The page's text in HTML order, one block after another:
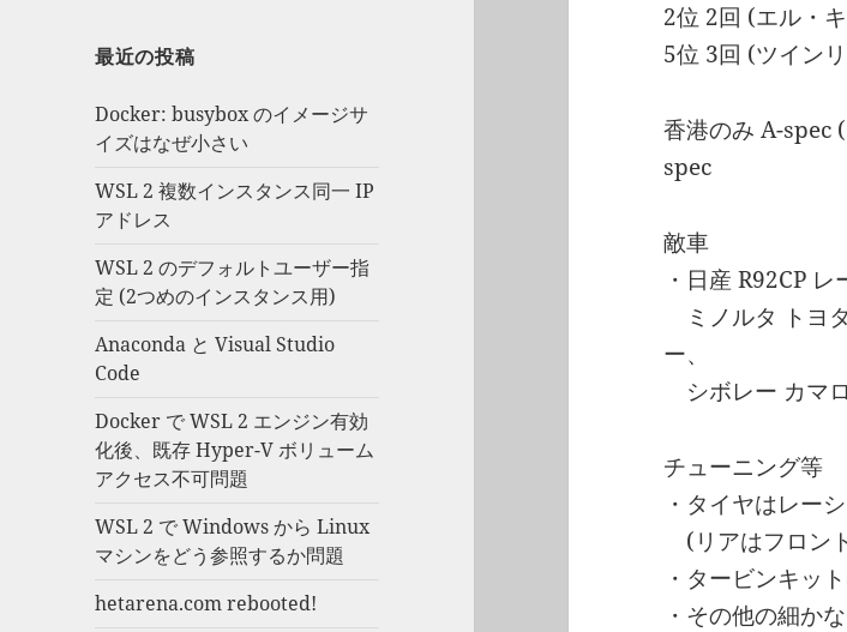
最近の投稿
Docker: busybox のイメージサ
イズはなぜ小さい
WSL 2 複数インスタンス同一 IP
アドレス
WSL 2 のデフォルトユーザー指
定 (2つめのインスタンス用)
Anaconda と Visual Studio
Code
Docker で WSL 2 エンジン有効
化後、既存 Hyper-V ボリューム
アクセス不可問題
WSL 2 で Windows から Linux
マシンをどう参照するか問題
hetarena.com rebooted!
2位 2回 (エル・
5位 3回 (ツイン
香港のみ A-spec
spec
敵車
・日産 R92CP
ミノルタ トヨ
ー、
シボレー カマ
チューニング等
・タイヤはレー
(リアはフロン
・タービンキッ
・その他の細か